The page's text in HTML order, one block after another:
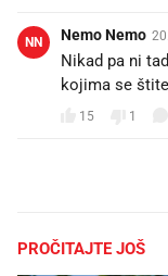
NN Nemo Nemo
Nikad pa ni
kojima se štite
15 1
PROČITAJTE JOŠ